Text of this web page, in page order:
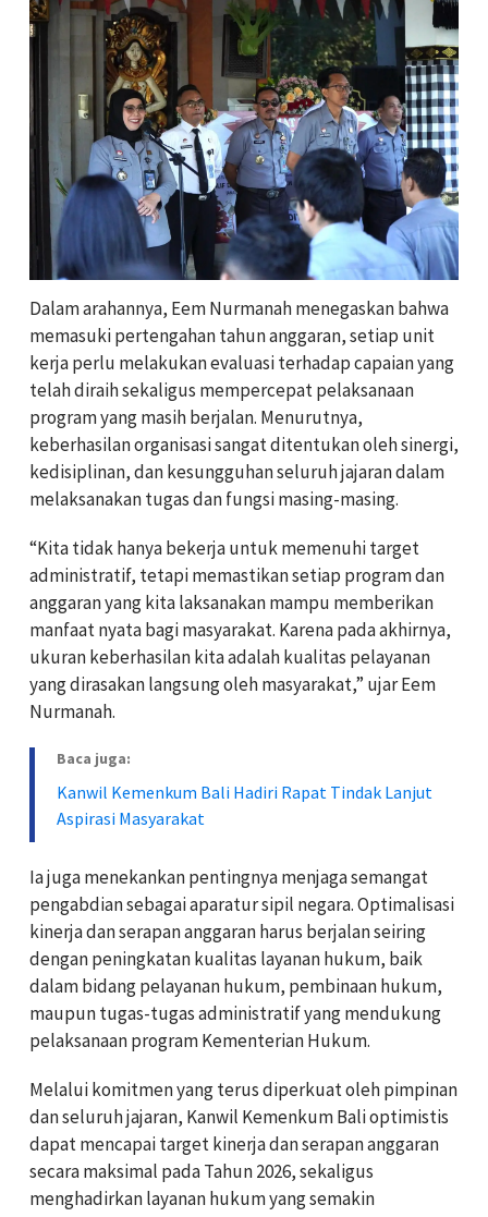
Dalam arahannya, Eem Nurmanah menegaskan bahwa
memasuki pertengahan tahun anggaran, setiap unit
kerja perlu melakukan evaluasi terhadap capaian yang
telah diraih sekaligus mempercepat pelaksanaan
program yang masih berjalan. Menurutnya,
keberhasilan organisasi sangat ditentukan oleh sinergi,
kedisiplinan, dan kesungguhan seluruh jajaran dalam
melaksanakan tugas dan fungsi masing-masing.
“Kita tidak hanya bekerja untuk memenuhi target
administratif, tetapi memastikan setiap program dan
anggaran yang kita laksanakan mampu memberikan
manfaat nyata bagi masyarakat. Karena pada akhirnya,
ukuran keberhasilan kita adalah kualitas pelayanan
yang dirasakan langsung oleh masyarakat,” ujar Eem
Nurmanah.
Baca juga:
Kanwil Kemenkum Bali Hadiri Rapat Tindak Lanjut
Aspirasi Masyarakat
Ia juga menekankan pentingnya menjaga semangat
pengabdian sebagai aparatur sipil negara. Optimalisasi
kinerja dan serapan anggaran harus berjalan seiring
dengan peningkatan kualitas layanan hukum, baik
dalam bidang pelayanan hukum, pembinaan hukum,
maupun tugas-tugas administratif yang mendukung
pelaksanaan program Kementerian Hukum.
Melalui komitmen yang terus diperkuat oleh pimpinan
dan seluruh jajaran, Kanwil Kemenkum Bali optimistis
dapat mencapai target kinerja dan serapan anggaran
secara maksimal pada Tahun 2026, sekaligus
menghadirkan layanan hukum yang semakin